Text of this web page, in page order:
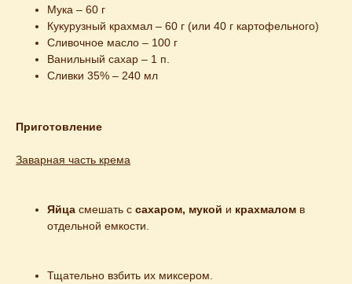
Мука – 60 г
Кукурузный крахмал – 60 г (или 40 г картофельного)
Сливочное масло – 100 г
Ванильный сахар – 1 п.
Сливки 35% – 240 мл
Приготовление
Заварная часть крема
Яйца смешать с сахаром, мукой и крахмалом в
отдельной емкости.
Тщательно взбить их миксером.